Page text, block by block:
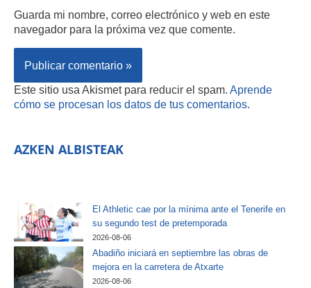
Guarda mi nombre, correo electrónico y web en este
navegador para la próxima vez que comente.
Este sitio usa Akismet para reducir el spam. Aprende
cómo se procesan los datos de tus comentarios.
AZKEN ALBISTEAK
El Athletic cae por la mínima ante el Tenerife en
su segundo test de pretemporada
2026-08-06
Abadiño iniciará en septiembre las obras de
mejora en la carretera de Atxarte
2026-08-06